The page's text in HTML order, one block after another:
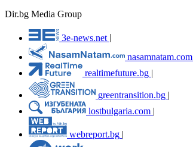
Dir.bg Media Group
3e-news.net
nasamnatam.com
realtimefuture.bg |
greentransition.bg |
lostbulgaria.com |
webreport.bg